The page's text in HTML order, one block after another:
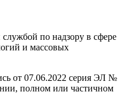
по надзору в сфере
и массовых
от 07.06.2022 серия ЭЛ №
полном или частичном